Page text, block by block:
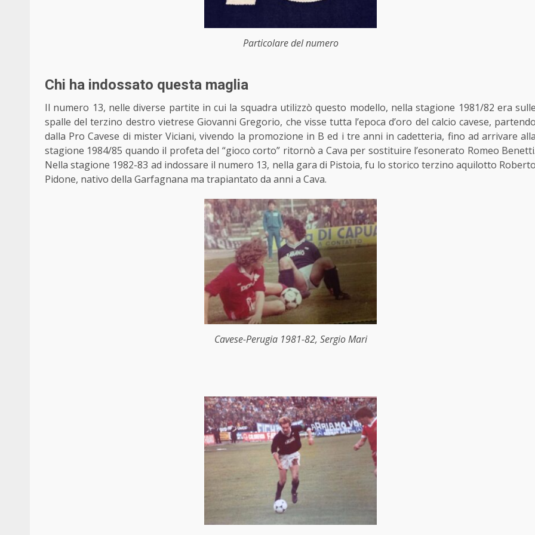
Particolare del numero
Chi ha indossato questa maglia
Il numero 13, nelle diverse partite in cui la squadra utilizzò questo modello, nella stagione 1981/82 era sulle
spalle del terzino destro vietrese Giovanni Gregorio, che visse tutta l’epoca d’oro del calcio cavese, partendo
dalla Pro Cavese di mister Viciani, vivendo la promozione in B ed i tre anni in cadetteria, fino ad arrivare alla
stagione 1984/85 quando il profeta del “gioco corto” ritornò a Cava per sostituire l’esonerato Romeo Benetti.
Nella stagione 1982-83 ad indossare il numero 13, nella gara di Pistoia, fu lo storico terzino aquilotto Roberto
Pidone, nativo della Garfagnana ma trapiantato da anni a Cava.
Cavese-Perugia 1981-82, Sergio Mari